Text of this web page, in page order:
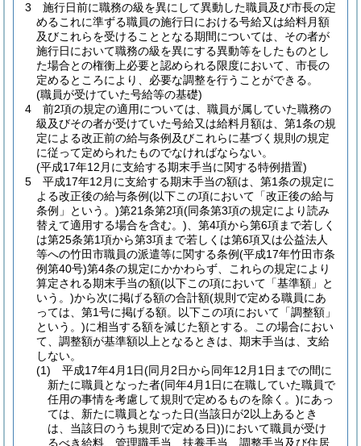
3
施行日前に職務の級を異にして異動した職員及び市長の定
めるこれに準ずる職員の施行日における号給又は給料月額
及びこれらを受けることとなる期間については、その者が
施行日において職務の級を異にする異動等をしたものとし
た場合との権衡上必要と認められる限度において、市長の
定めるところにより、必要な調整を行うことができる。
(職員が受けていた号給等の基礎)
4
前2項の規定の適用については、職員が属していた職務の
級及びその者が受けていた号給又は給料月額は、第1条の規
定による改正前の給与条例及びこれらに基づく規則の規定
に従って定められたものでなければならない。
(平成17年12月に支給する期末手当に関する特例措置)
5
平成17年12月に支給する期末手当の額は、第1条の規定に
よる改正後の給与条例(以下この項において「改正後の給与
条例」という。)第21条第2項(同条第3項の規定により読み
替えて適用する場合を含む。) 、第4項から第6項まで若しく
は第25条第1項から第3項まで若しくは第6項又は公益法人
等への竹田市職員の派遣等に関する条例(平成17年竹田市条
例第40号)第4条の規定にかかわらず、これらの規定により
算定される期末手当の額(以下この項において「基準額」と
いう。)から次に掲げる額の合計額(規則で定める職員にあ
っては、第1号に掲げる額。以下この項において「調整額」
という。)に相当する額を減じた額とする。
この場合におい
て、調整額が基準額以上となるときは、期末手当は、支給
しない。
(1)
平成17年4月1日(同月2日から同年12月1日までの間に
新たに職員となった者(同年4月1日に在職していた職員で
任用の事情を考慮して規則で定めるものを除く。)にあっ
ては、新たに職員となった日(当該日が2以上あるとき
は、当該日のうち規則で定める日))において職員が受け
るべき給料、管理職手当、扶養手当、調整手当及び住居